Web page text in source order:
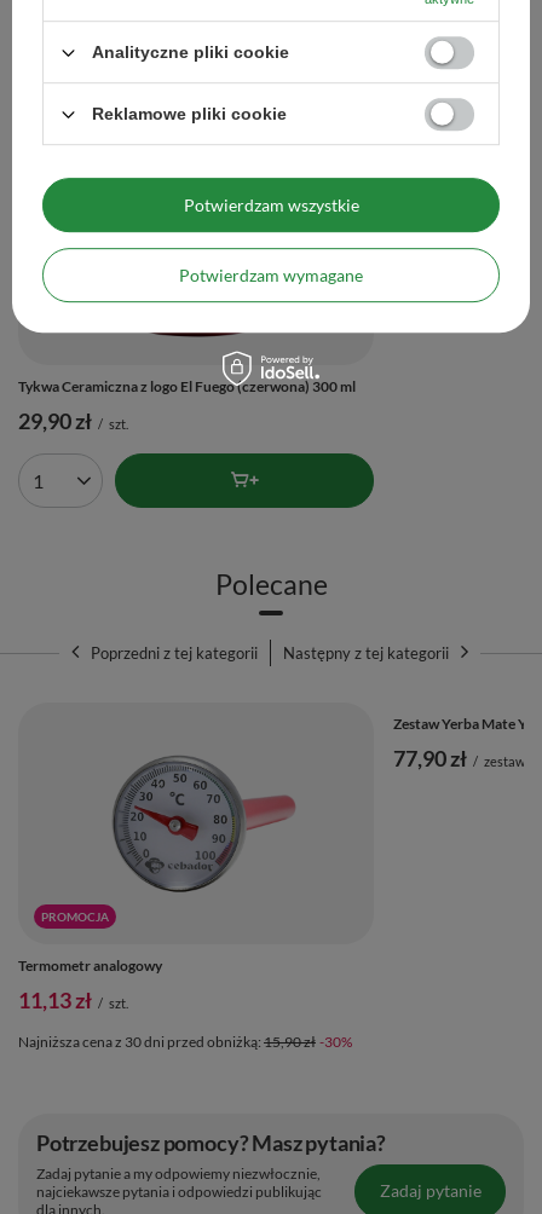
Zobacz również
Tykwa Ceramiczna z logo El Fuego (czerwona) 300 ml
29,90 zł / szt.
Ilość produktów
Tykwa Ceramiczna
31,90 zł / szt.
Ilość produktów
Polecane
Poprzedni z tej kategorii Następny z tej kategorii
PROMOCJA
Termometr analogowy
11,13 zł / szt.
Najniższa cena z 30 dni przed obniżką: 15,90 zł -30%
Zestaw Yerba Mate
77,90 zł / zestaw
Potrzebujesz pomocy? Masz pytania?
Zadaj pytanie a my odpowiemy niezwłocznie,
najciekawsze pytania i odpowiedzi publikując
dla innych.
Zadaj pytanie
Analityczne pliki cookie
Reklamowe pliki cookie
Potwierdzam wymagane
Potwierdzam wszystkie